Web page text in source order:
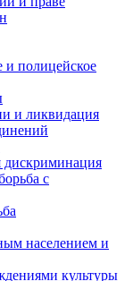
и полицейское
и ликвидация
дискриминация
с
населением и
культуры